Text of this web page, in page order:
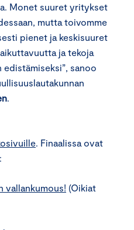
Monet suuret yritykset
mutta toivomme
pienet ja keskisuuret
ja tekoja
sanoo
.
. Finaalissa ovat
vallankumous! (Oikiat